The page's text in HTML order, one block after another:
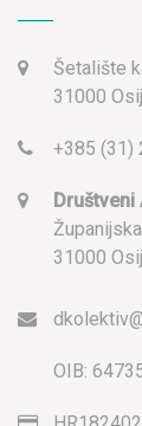
Šetalište
31000
+385 (31)
Društveni
31000
OIB: